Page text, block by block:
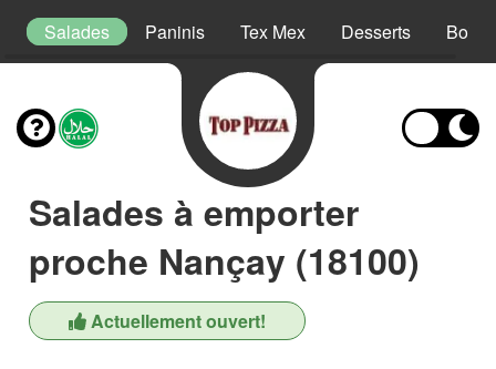
Salades Paninis Tex Mex Desserts
Salades à emporter
proche Nançay (18100)
Actuellement ouvert!